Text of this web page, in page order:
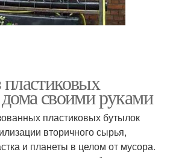
своими руками
пластиковых бутылок
вторичного сырья,
и планеты в целом от мусора.